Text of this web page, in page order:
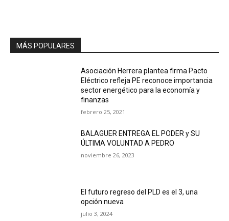
MÁS POPULARES
Asociación Herrera plantea firma Pacto
Eléctrico refleja PE reconoce importancia
sector energético para la economía y
finanzas
febrero 25, 2021
BALAGUER ENTREGA EL PODER y SU
ÚLTIMA VOLUNTAD A PEDRO
noviembre 26, 2023
El futuro regreso del PLD es el 3, una
opción nueva
julio 3, 2024